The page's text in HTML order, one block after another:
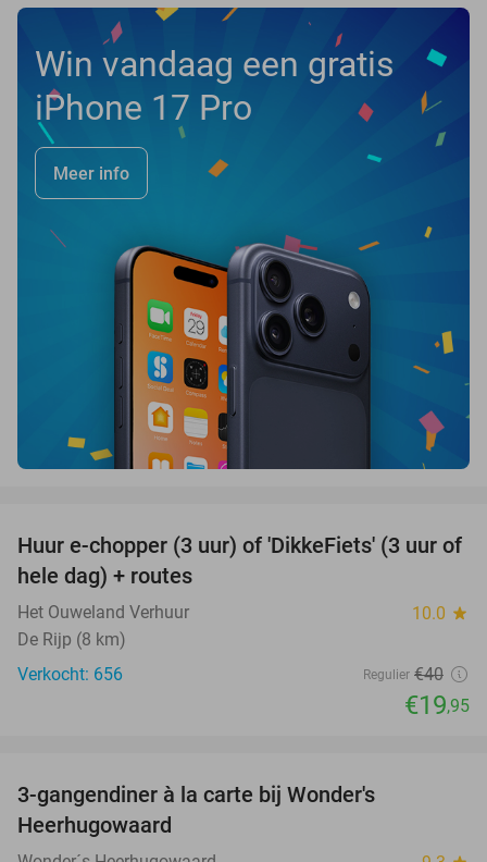
Win vandaag een gratis
iPhone 17 Pro
Meer info
50%
Huur e-chopper (3 uur) of 'DikkeFiets' (3 uur of
hele dag) + routes
Het Ouweland Verhuur 10.0 star
De Rijp (8 km)
Verkocht: 656
Regulier €40
€19,95
3-gangendiner à la carte bij Wonder's
Heerhugowaard